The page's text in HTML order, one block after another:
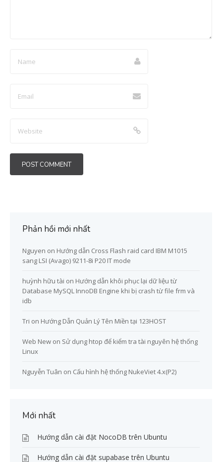
Phản hồi mới nhất
Nguyen on Hướng dẫn Cross Flash raid card IBM M1015
sang LSI (Avago) 9211-8i P20 IT mode
huỳnh hữu tài on Hướng dẫn khôi phục lại dữ liệu từ
Database MySQL InnoDB Engine khi bị crash từ file frm và
idb
Tri on Hướng Dẫn Quản Lý Tên Miền tại 123HOST
Web New on Sử dụng htop để kiểm tra tài nguyên hệ thống
Linux
Nguyễn Tuân on Cấu hình hệ thống NukeViet 4.x(P2)
Mới nhất
Hướng dẫn cài đặt NocoDB trên Ubuntu
Hướng dẫn cài đặt supabase trên Ubuntu